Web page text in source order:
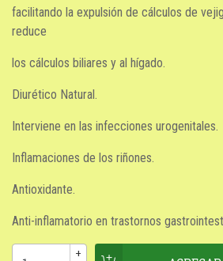
facilitando la expulsión de cálculos de
reduce
los cálculos biliares y al hígado.
Diurético Natural.
Interviene en las infecciones urogenitales.
Inflamaciones de los riñones.
Antioxidante.
Anti-inflamatorio en trastornos
+